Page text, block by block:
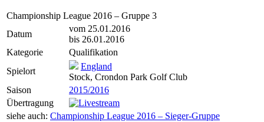
Championship League 2016 – Gruppe 3
Datum
vom 25.01.2016
bis 26.01.2016
Kategorie
Qualifikation
Spielort
England
Stock, Crondon Park Golf Club
Saison
2015/2016
Übertragung
siehe auch: Championship League 2016 – Sieger-Gruppe